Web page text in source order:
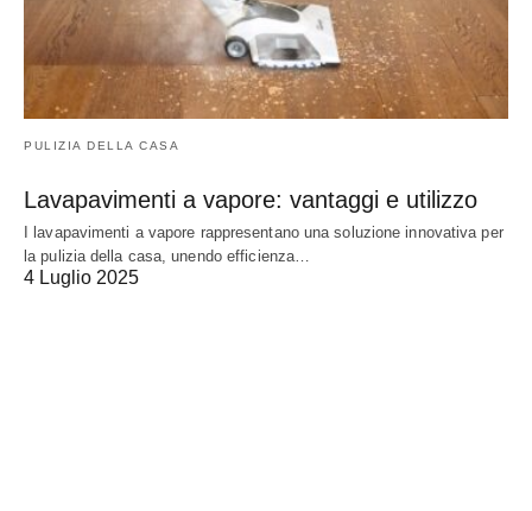
PULIZIA DELLA CASA
Lavapavimenti a vapore: vantaggi e utilizzo
I lavapavimenti a vapore rappresentano una soluzione innovativa per
la pulizia della casa, unendo efficienza…
4 Luglio 2025